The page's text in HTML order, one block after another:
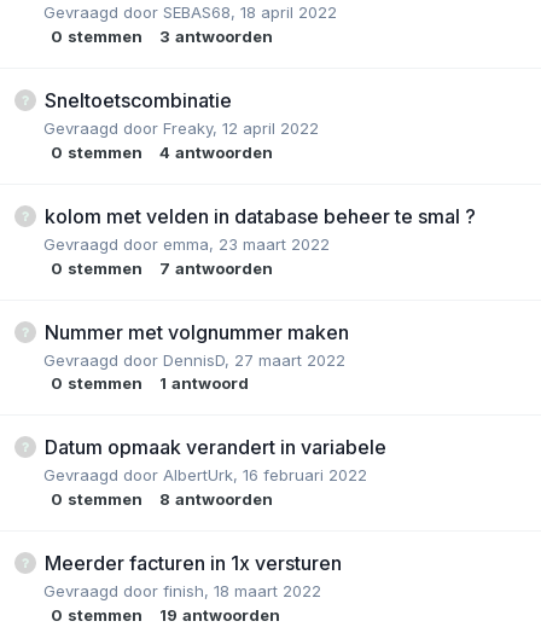
Gevraagd door SEBAS68, 18 april 2022
0 stemmen 3 antwoorden
Sneltoetscombinatie
Gevraagd door Freaky, 12 april 2022
0 stemmen 4 antwoorden
kolom met velden in database beheer te smal ?
Gevraagd door emma, 23 maart 2022
0 stemmen 7 antwoorden
Nummer met volgnummer maken
Gevraagd door DennisD, 27 maart 2022
0 stemmen 1 antwoord
Datum opmaak verandert in variabele
Gevraagd door AlbertUrk, 16 februari 2022
0 stemmen 8 antwoorden
Meerder facturen in 1x versturen
Gevraagd door finish, 18 maart 2022
0 stemmen 19 antwoorden